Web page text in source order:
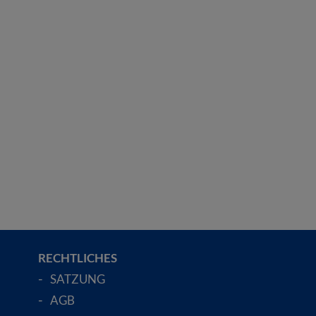
RECHTLICHES
SATZUNG
AGB